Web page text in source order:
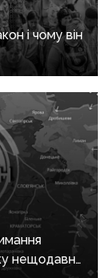
і чому він
нещодавно